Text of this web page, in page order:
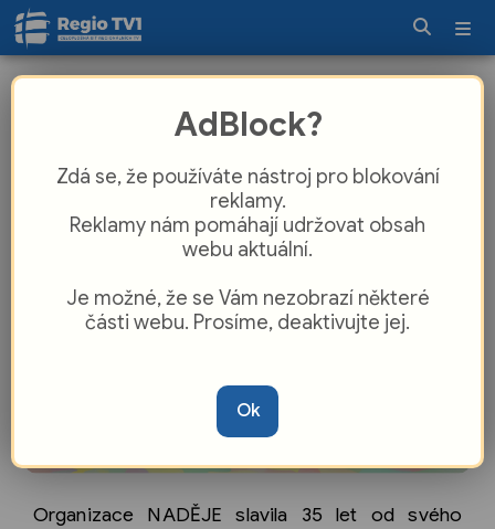
svého založení v roce 1990
Organizace NADĚJE slavila 35 let od svého
AdBlock?
Zdá se, že používáte nástroj pro blokování
reklamy.
Reklamy nám pomáhají udržovat obsah
webu aktuální.
Je možné, že se Vám nezobrazí některé
části webu. Prosíme, deaktivujte jej.
Ok